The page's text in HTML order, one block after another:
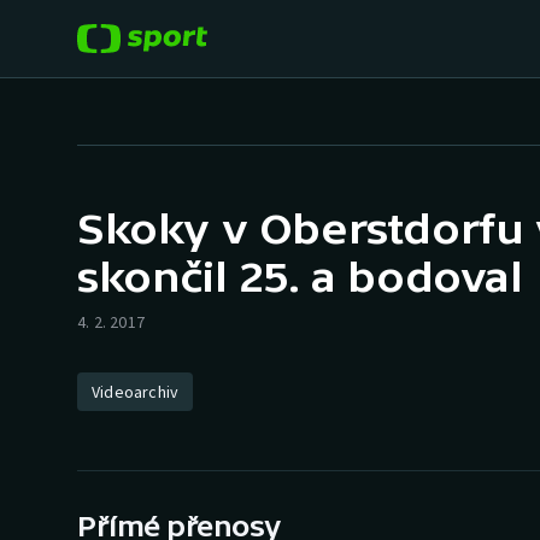
Hokej
Tenis
Cyklistika
Baseball a softbal
Basketbal
Skoky v Oberstdorfu
skončil 25. a bodoval
4. 2. 2017
Videoarchiv
Přímé přenosy